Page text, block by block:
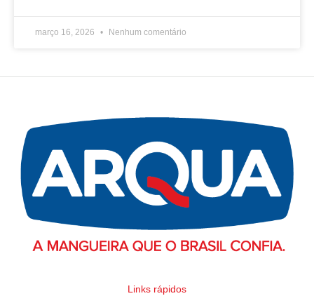
março 16, 2026 Nenhum comentário
Links rápidos